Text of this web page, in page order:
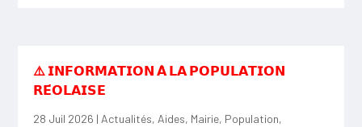
⚠️ 𝗜𝗡𝗙𝗢𝗥𝗠𝗔𝗧𝗜𝗢𝗡 𝗔̀ 𝗟𝗔 𝗣𝗢𝗣𝗨𝗟𝗔𝗧𝗜𝗢𝗡
𝗥𝗘́𝗢𝗟𝗔𝗜𝗦𝗘
28 Juil 2026 | Actualités, Aides, Mairie, Population,